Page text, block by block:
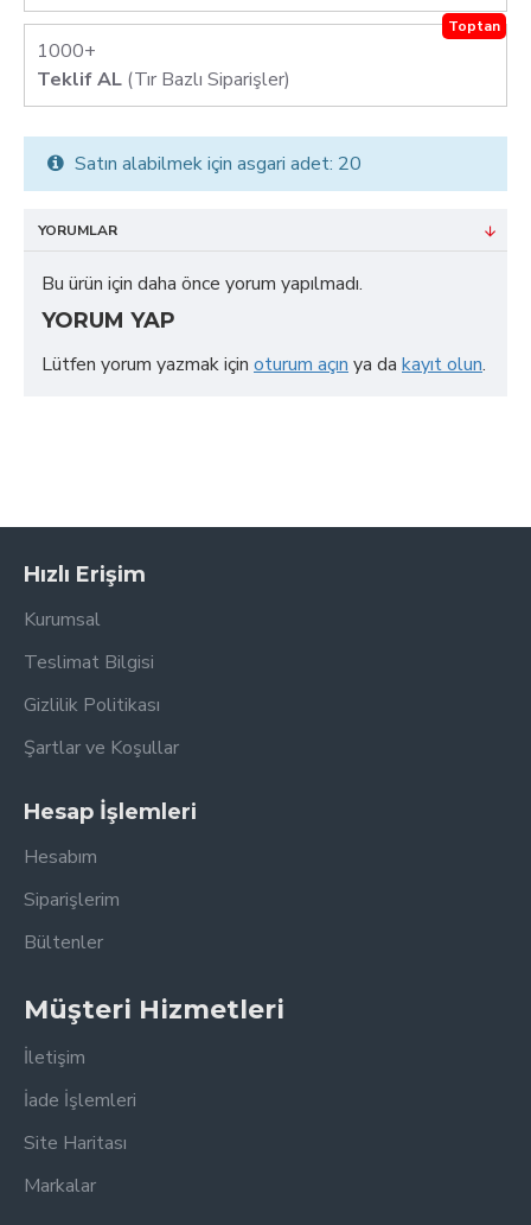
1000+
Teklif AL (Tır Bazlı Siparişler)
Toptan
Satın alabilmek için asgari adet: 20
YORUMLAR
Bu ürün için daha önce yorum yapılmadı.
YORUM YAP
Lütfen yorum yazmak için oturum açın ya da kayıt olun.
Hızlı Erişim
Kurumsal
Teslimat Bilgisi
Gizlilik Politikası
Şartlar ve Koşullar
Hesap İşlemleri
Hesabım
Siparişlerim
Bültenler
Müşteri Hizmetleri
İletişim
İade İşlemleri
Site Haritası
Markalar